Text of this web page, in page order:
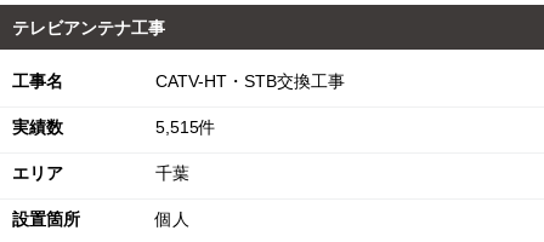
テレビアンテナ工事
工事名 CATV-HT・STB交換工事
実績数 5,515件
エリア 千葉
設置箇所 個人